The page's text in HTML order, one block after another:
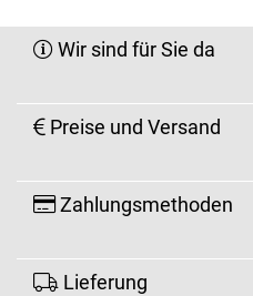
Wir sind für Sie da
Preise und Versand
Zahlungsmethoden
Lieferung